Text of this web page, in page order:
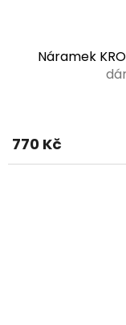
Náramek
770 Kč